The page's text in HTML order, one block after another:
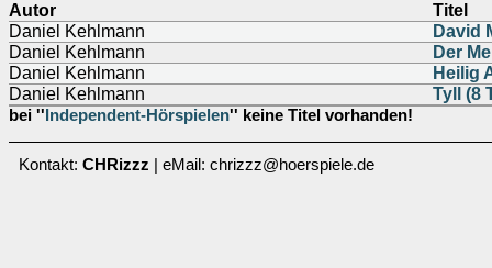
Autor
Titel
Daniel Kehlmann
David
Daniel Kehlmann
Der
Daniel Kehlmann
Heilig
Daniel Kehlmann
Tyll (8
bei '' Independent-Hörspielen'' keine Titel vorhanden!
Kontakt: CHRizzz | eMail: chrizzz@hoerspiele.de